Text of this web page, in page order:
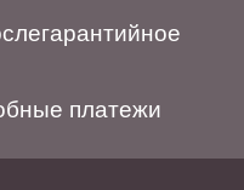
платежи